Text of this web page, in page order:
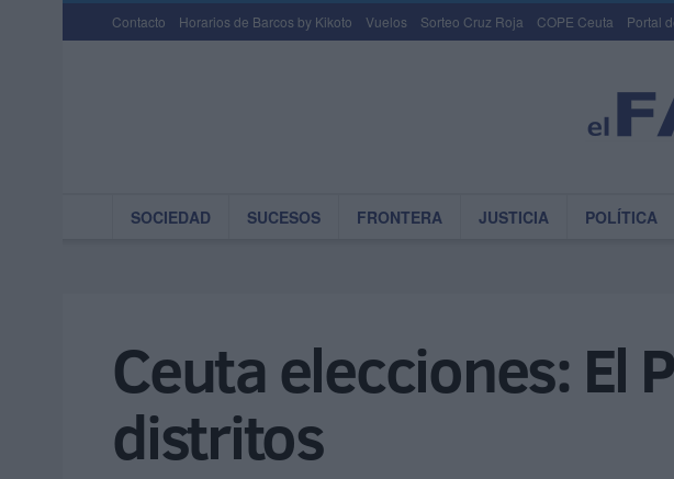
Contacto Horarios de Barcos by Kikoto Vuelos Sorteo Cruz Roja COPE Ceuta Portal
SOCIEDAD SUCESOS FRONTERA JUSTICIA POLÍTICA
Ceuta elecciones: El
distritos